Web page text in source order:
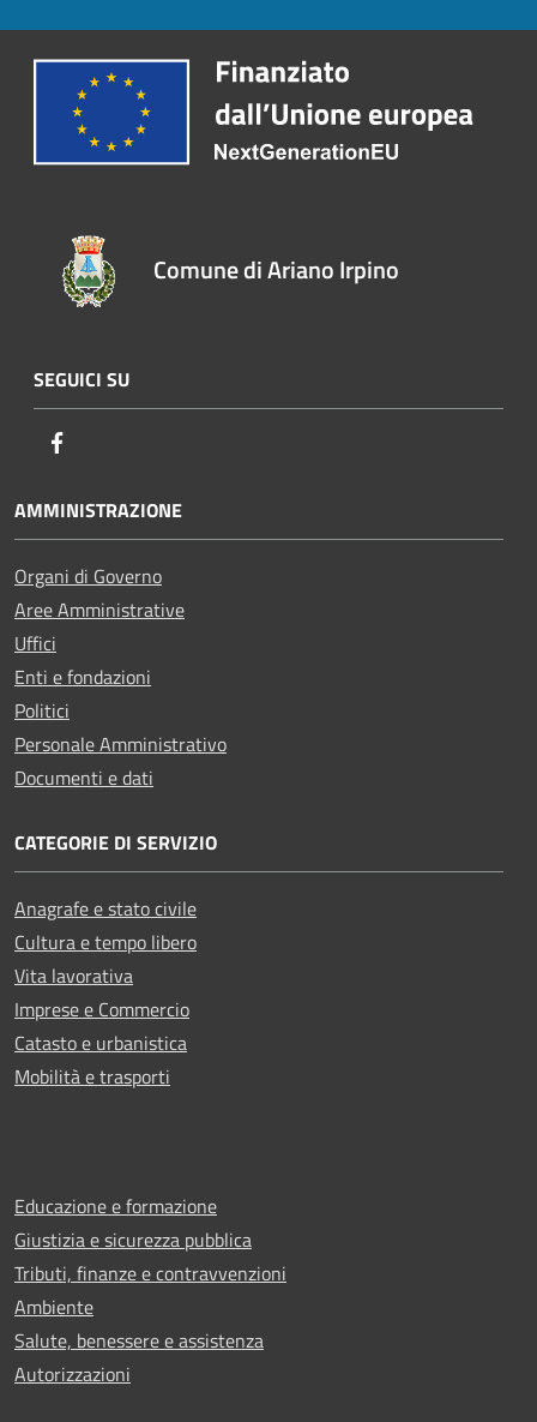
Comune di Ariano Irpino
SEGUICI SU
AMMINISTRAZIONE
Organi di Governo
Aree Amministrative
Uffici
Enti e fondazioni
Politici
Personale Amministrativo
Documenti e dati
CATEGORIE DI SERVIZIO
Anagrafe e stato civile
Cultura e tempo libero
Vita lavorativa
Imprese e Commercio
Catasto e urbanistica
Mobilità e trasporti
Educazione e formazione
Giustizia e sicurezza pubblica
Tributi, finanze e contravvenzioni
Ambiente
Salute, benessere e assistenza
Autorizzazioni